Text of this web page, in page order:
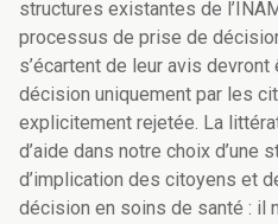
structures existantes de
processus de prise de
s’écartent de leur avis
décision uniquement par les
explicitement rejetée. La
d’aide dans notre choix d’une
d’implication des citoyens et
décision en soins de santé : il